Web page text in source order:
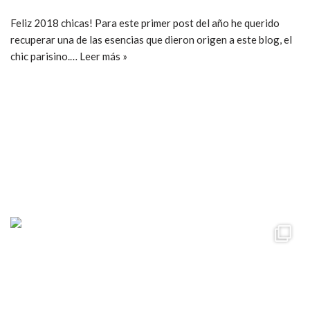
Feliz 2018 chicas! Para este primer post del año he querido
recuperar una de las esencias que dieron origen a este blog, el
chic parisino.… Leer más »